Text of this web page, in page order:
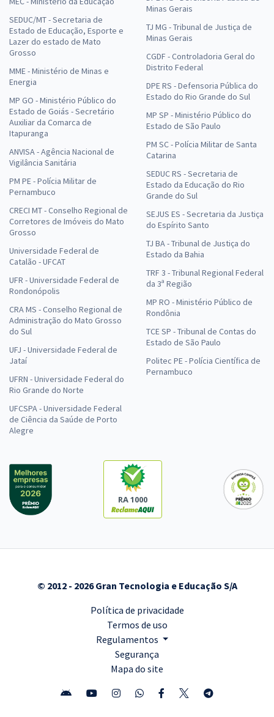
SEDUC/MT - Secretaria de
Estado de Educação, Esporte e
Lazer do estado de Mato
Grosso
MME - Ministério de Minas e
Energia
MP GO - Ministério Público do
Estado de Goiás - Secretário
Auxiliar da Comarca de
Itapuranga
ANVISA - Agência Nacional de
Vigilância Sanitária
PM PE - Polícia Militar de
Pernambuco
CRECI MT - Conselho Regional de
Corretores de Imóveis do Mato
Grosso
Universidade Federal de
Catalão - UFCAT
UFR - Universidade Federal de
Rondonópolis
CRA MS - Conselho Regional de
Administração do Mato Grosso
do Sul
UFJ - Universidade Federal de
Jataí
UFRN - Universidade Federal do
Rio Grande do Norte
UFCSPA - Universidade Federal
de Ciência da Saúde de Porto
Alegre
Minas Gerais
TJ MG - Tribunal de Justiça de
Minas Gerais
CGDF - Controladoria Geral do
Distrito Federal
DPE RS - Defensoria Pública do
Estado do Rio Grande do Sul
MP SP - Ministério Público do
Estado de São Paulo
PM SC - Polícia Militar de Santa
Catarina
SEDUC RS - Secretaria de
Estado da Educação do Rio
Grande do Sul
SEJUS ES - Secretaria da Justiça
do Espírito Santo
TJ BA - Tribunal de Justiça do
Estado da Bahia
TRF 3 - Tribunal Regional Federal
da 3ª Região
MP RO - Ministério Público de
Rondônia
TCE SP - Tribunal de Contas do
Estado de São Paulo
Politec PE - Polícia Científica de
Pernambuco
RA 1000
© 2012 - 2026 Gran Tecnologia e Educação S/A
Política de privacidade
Termos de uso
Regulamentos
Segurança
Mapa do site